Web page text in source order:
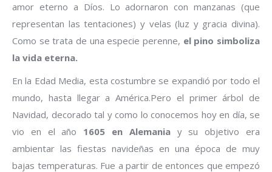
amor eterno a Díos. Lo adornaron con manzanas (que
representan las tentaciones) y velas (luz y gracia divina).
Como se trata de una especie perenne, el pino simboliza
la vida eterna.
En la Edad Media, esta costumbre se expandió por todo el
mundo, hasta llegar a América.Pero el primer árbol de
Navidad, decorado tal y como lo conocemos hoy en día, se
vio en el año 1605 en Alemaniay su objetivo era
ambientar las fiestas navideñas en una época de muy
bajas temperaturas. Fue a partir de entonces que empezó